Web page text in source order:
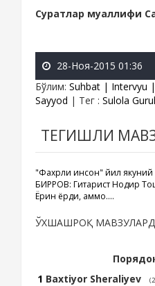
Суратлар муаллифи
28-Ноя-2015 01:36
Бўлим: Suhbat | Intervyu
Sayyod | Тег : Sulola
ТЕГИШЛИ
"Фахрли инсон" йил
БИРРОВ: Гитарист Нодир
Ёрқин ёрди, аммо....
ЎХШАШРОҚ
1 Baxtiyor Sheraliyev